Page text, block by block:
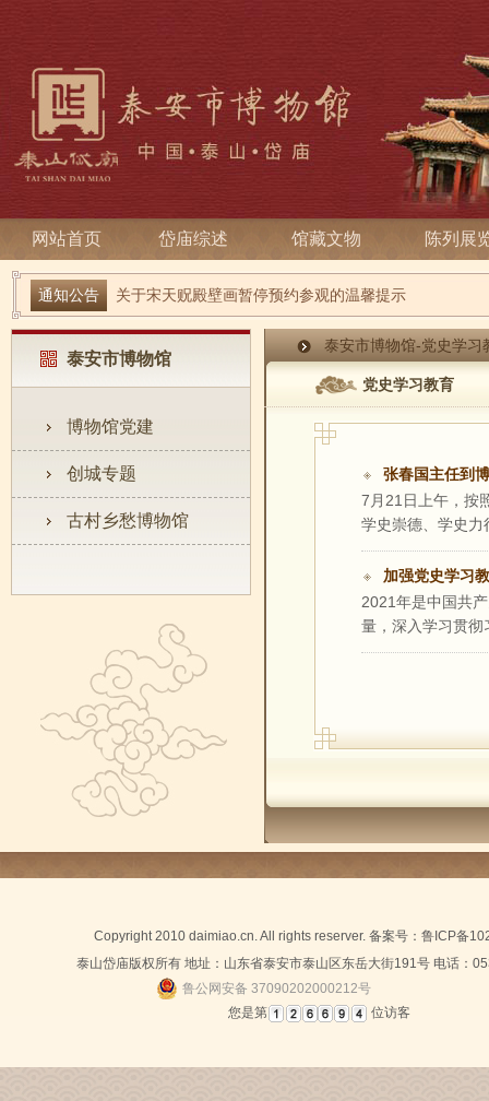
网站首页 岱庙综述 馆藏文物 陈列展
通知公告
端午寻古趣 雅俗话安康| 岱庙2026端午节系列活动
关于宋天贶殿壁画暂停预约参观的温馨提示
泰安市博物馆
博物馆党建
创城专题
古村乡愁博物馆
泰安市博物馆-党史学习
党史学习教育
张春国主任到
7月21日上午，按
学史崇德、学史力
加强党史学习
2021年是中国共
量，深入学习贯
Copyright 2010 daimiao.cn. All rights reserver. 备案号：鲁ICP备
泰山岱庙版权所有 地址：山东省泰安市泰山区东岳大街191号 电话：
鲁公网安备 37090202000212号
您是第
位访客